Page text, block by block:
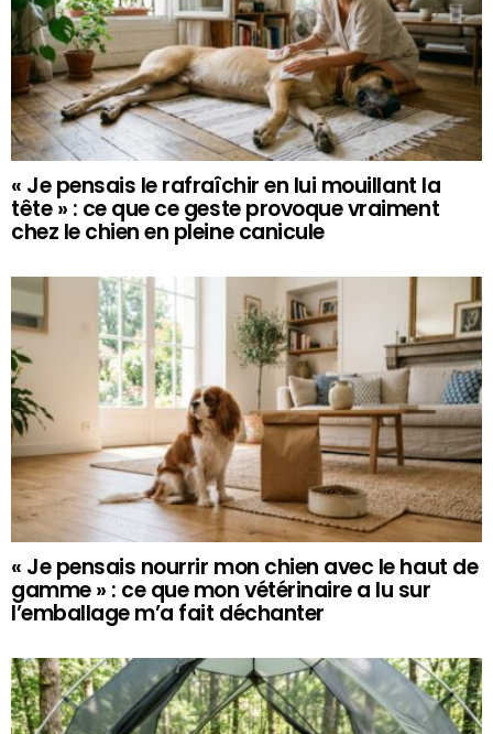
« Je pensais le rafraîchir en lui mouillant la
tête » : ce que ce geste provoque vraiment
chez le chien en pleine canicule
« Je pensais nourrir mon chien avec le haut de
gamme » : ce que mon vétérinaire a lu sur
l’emballage m’a fait déchanter